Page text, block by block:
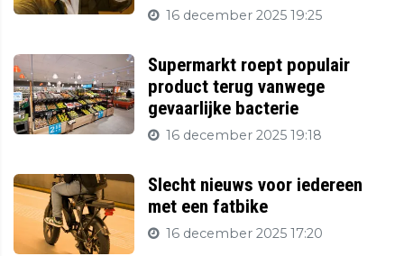
16 december 2025 19:25
Supermarkt roept populair
product terug vanwege
gevaarlijke bacterie
16 december 2025 19:18
Slecht nieuws voor iedereen
met een fatbike
16 december 2025 17:20